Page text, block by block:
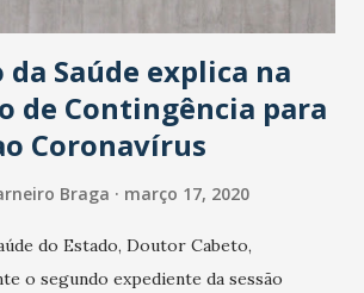
Saúde explica na
de Contingência para
Coronavírus
Braga março 17, 2020
do Estado, Doutor Cabeto,
o segundo expediente da sessão